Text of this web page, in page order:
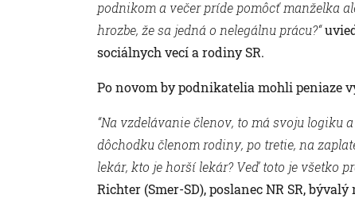
podnikom a večer príde pomôcť manželka
hrozbe, že sa jedná o nelegálnu prácu?“
sociálnych vecí a rodiny SR.
Po novom by podnikatelia mohli peniaze
“Na vzdelávanie členov, to má svoju logiku
dôchodku členom rodiny, po tretie, na
lekár, kto je horší lekár? Veď toto je všetko
Richter (Smer-SD), poslanec NR SR,